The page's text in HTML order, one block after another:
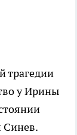
трагедии
у Ирины
Синев.